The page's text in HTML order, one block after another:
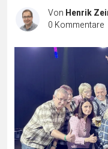
Von Henrik
0 Kommentare